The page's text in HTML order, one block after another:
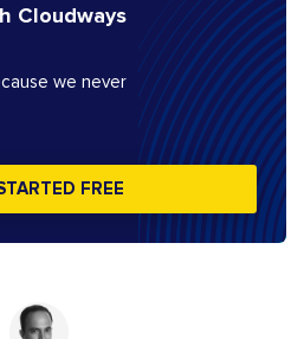
Cloudways
we never
FREE